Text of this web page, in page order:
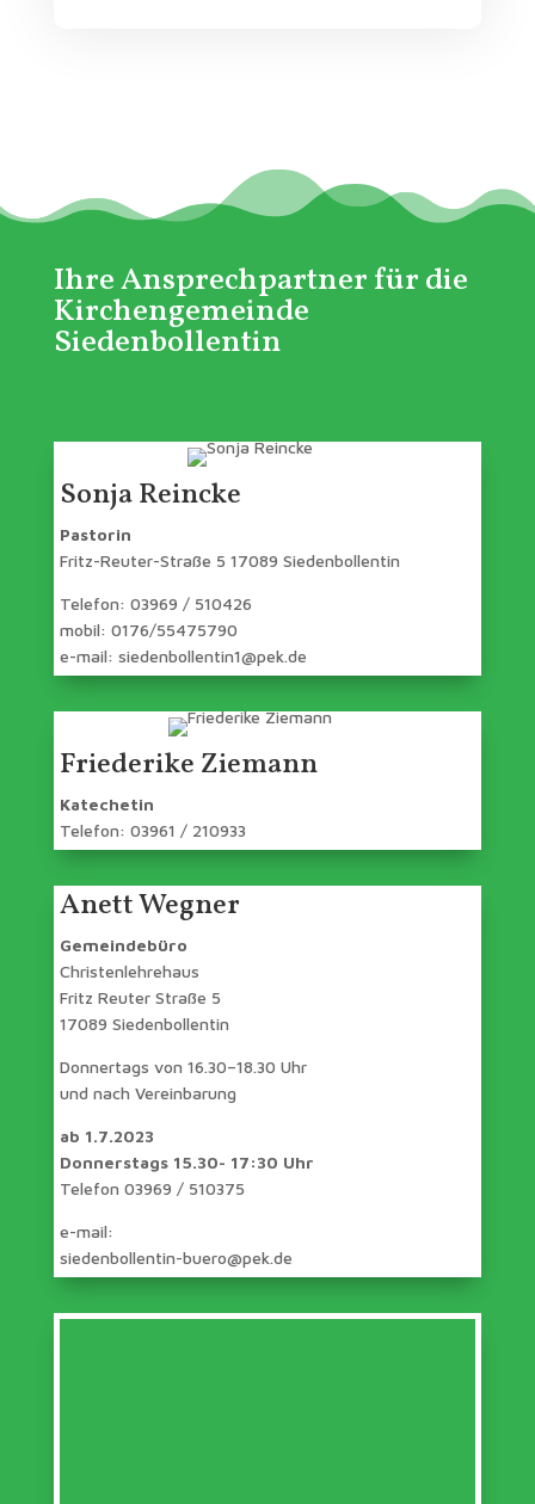
Ihre Ansprechpartner für die
Kirchengemeinde
Siedenbollentin
Sonja Reincke
Pastorin
Fritz-Reuter-Straße 5 17089 Siedenbollentin
Telefon: 03969 / 510426
mobil: 0176/55475790
e-mail: siedenbollentin1@pek.de
Friederike Ziemann
Katechetin
Telefon: 03961 / 210933
Anett Wegner
Gemeindebüro
Christenlehrehaus
Fritz Reuter Straße 5
17089 Siedenbollentin
Donnertags von 16.30–18.30 Uhr
und nach Vereinbarung
ab 1.7.2023
Donnerstags 15.30- 17:30 Uhr
Telefon 03969 / 510375
e-mail:
siedenbollentin-buero@pek.de